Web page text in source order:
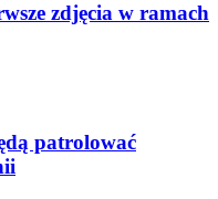
zdjęcia w ramach
patrolować